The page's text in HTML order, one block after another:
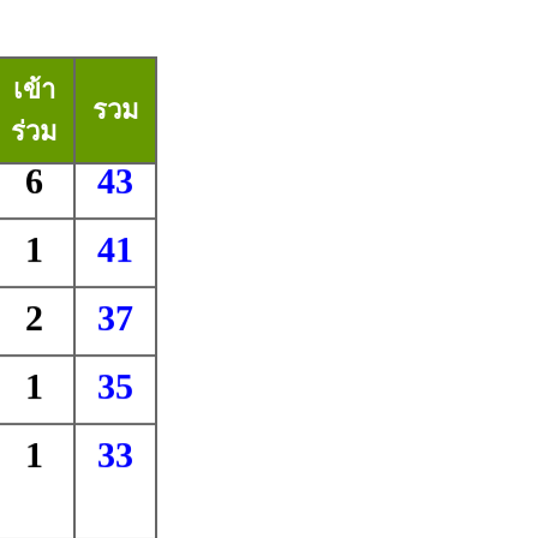
เข้า
ร่วม
รวม
6
43
1 41
2 37
1
35
1 33